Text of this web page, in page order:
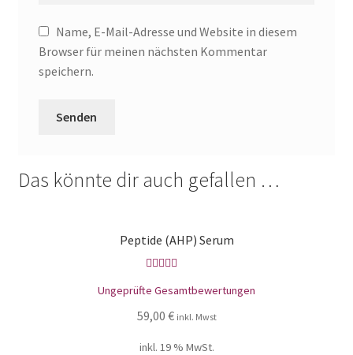
Name, E-Mail-Adresse und Website in diesem
Browser für meinen nächsten Kommentar
speichern.
Das könnte dir auch gefallen …
Peptide (AHP) Serum
5.00von 5
Ungeprüfte Gesamtbewertungen
59,00 € inkl. Mwst
inkl. 19 % MwSt.